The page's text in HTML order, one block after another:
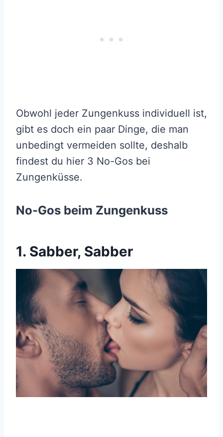
Obwohl jeder Zungenkuss individuell ist,
gibt es doch ein paar Dinge, die man
unbedingt vermeiden sollte, deshalb
findest du hier 3 No-Gos bei
Zungenküsse.
No-Gos beim Zungenkuss
1. Sabber, Sabber